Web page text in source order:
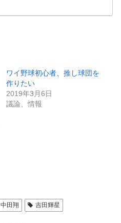
ワイ野球初心者、推し球団を
作りたい
2019年3月6日
議論、情報
中田翔 吉田輝星